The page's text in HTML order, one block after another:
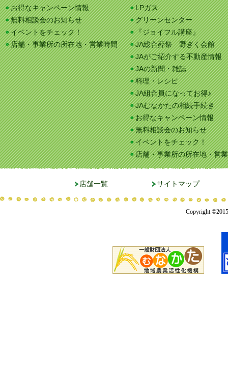
お得なキャンペーン情報
無料相談会のお知らせ
イベントをチェック！
店舗・事業所の所在地・営業時間
LPガス
グリーンセンター
『ジョイフル講座』
JA総合葬祭 野ぎく会館
JAがご紹介する不動産情報
JAの新聞・雑誌
料理・レシピ
JA組合員になってお得♪
JAむなかたの相続手続き
お得なキャンペーン情報
無料相談会のお知らせ
イベントをチェック！
店舗・事業所の所在地・営
店舗一覧 サイトマップ
Copyright